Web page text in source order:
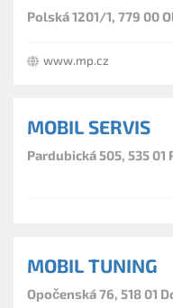
Polská 1201/1, 779 00
www.mp.cz
MOBIL SERVIS
Pardubická 505, 535 01
MOBIL TUNING
Opočenská 76, 518 01